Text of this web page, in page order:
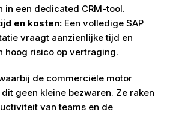
in een dedicated CRM-tool.
en kosten: Een volledige SAP
vraagt aanzienlijke tijd en
hoog risico op vertraging.
de commerciële motor
geen kleine bezwaren. Ze raken
van teams en de